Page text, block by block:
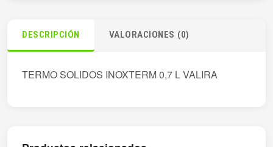
DESCRIPCIÓN VALORACIONES (0)
TERMO SOLIDOS INOXTERM 0,7 L VALIRA